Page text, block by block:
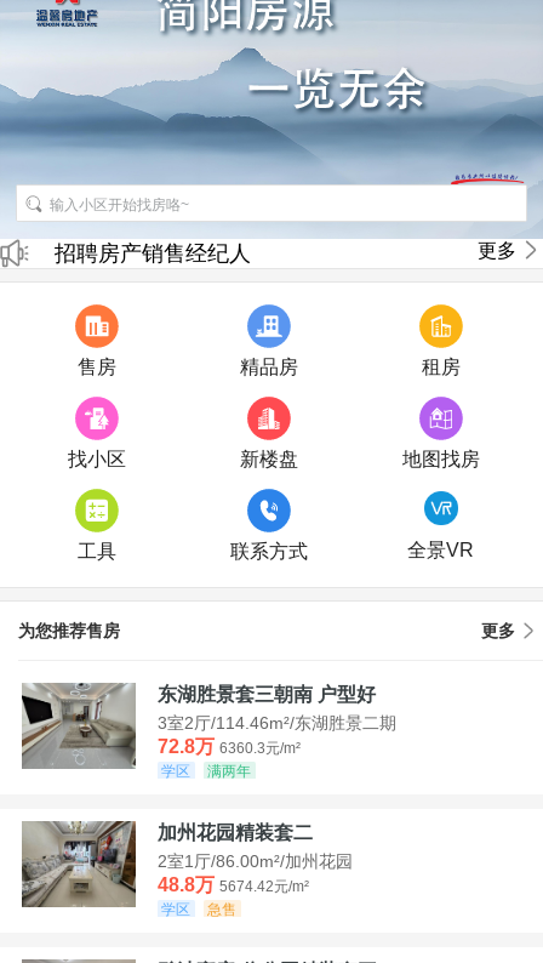
招聘房产销售经纪人
房产直播
更多
售房 精品房 租房
找小区 新楼盘 地图找房
工具 联系方式 全景VR
为您推荐售房 更多
东湖胜景套三朝南 户型好
3室2厅/114.46m²/东湖胜景二期
72.8万 6360.3元/m²
学区
满两年
加州花园精装套二
2室1厅/86.00m²/加州花园
48.8万 5674.42元/m²
学区
急售